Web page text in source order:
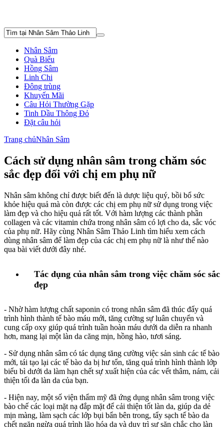
Nhân Sâm
Quà Biếu
Hồng Sâm
Linh Chi
Đông trùng
Khuyến Mãi
Câu Hỏi Thường Gặp
Tinh Dầu Thông Đỏ
Đặt câu hỏi
Trang chủNhân Sâm
Cách sử dụng nhân sâm trong chăm sóc
sắc đẹp đối với chị em phụ nữ
Nhân sâm không chỉ được biết đến là dược liệu quý, bồi bổ sức
khỏe hiệu quả mà còn được các chị em phụ nữ sử dụng trong việc
làm đẹp và cho hiệu quả rất tốt. Với hàm lượng các thành phần
collagen và các vitamin chứa trong nhân sâm có lợi cho da, sắc vóc
của phụ nữ. Hãy cùng Nhân Sâm Thảo Linh tìm hiểu xem cách
dùng nhân sâm để làm đẹp của các chị em phụ nữ là như thế nào
qua bài viết dưới đây nhé.
Tác dụng của nhân sâm trong việc chăm sóc sắc
đẹp
- Nhờ hàm lượng chất saponin có trong nhân sâm đã thúc đẩy quá
trình hình thành tế bào máu mới, tăng cường sự luân chuyển và
cung cấp oxy giúp quá trình tuần hoàn máu dưới da diễn ra nhanh
hơn, mang lại một làn da căng mịn, hồng hào, tươi sáng.
- Sử dụng nhân sâm có tác dụng tăng cường việc sản sinh các tế bào
mới, tái tạo lại các tế bào da bị hư tổn, tăng quá trình hình thành lớp
biểu bì dưới da làm hạn chết sự xuất hiện của các vết thâm, nám, cải
thiện tối đa làn da của bạn.
- Hiện nay, một số viện thẩm mỹ đã ứng dụng nhân sâm trong việc
bào chế các loại mặt nạ đắp mặt để cải thiện tốt làn da, giúp da dẻ
mịn màng, làm sạch các lớp bụi bẩn bên trong, tẩy sạch tế bào da
chết ngăn ngừa quá trình lão hóa da và duy trì sự săn chắc cho làn